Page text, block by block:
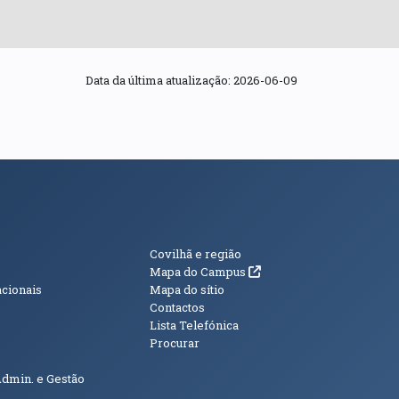
Data da última atualização: 2026-06-09
e Gestão
Informações
Covilhã e região
Mapa do Campus (abre em nova janela)
Mapa do sítio
Contactos
Lista Telefónica
Procurar